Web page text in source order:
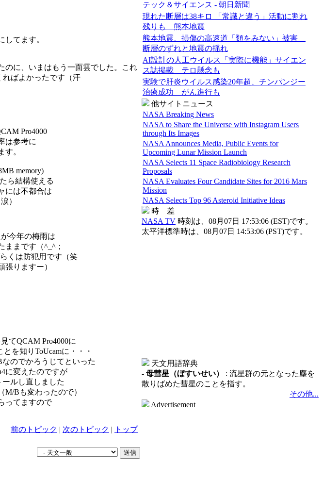
てます。
のに、いまはもう一面雲でした。これ
ればよかったです（汗
Pro4000
は参考に
す。
memory)
ら結構使える
には不都合は
）
今年の梅雨は
ままです（^_^；
くは防犯用です（笑
張りますー）
てQCAM Pro4000に
を知りToUcamに・・・
のでかろうじてといった
に変えたのですが
ルし直しました
Bも変わったので）
ってますので
前のトピック | 次のトピック | トップ
テック＆サイエンス - 朝日新聞
現れた断層は38キロ 「常識と違う」活動に割れ
残りも 熊本地震
熊本地震、損傷の高速道「類をみない」被害
断層のずれと地震の揺れ
AI設計の人工ウイルス「実際に機能」サイエン
ス誌掲載 テロ懸念も
実験で肝炎ウイルス感染20年超、チンパンジー
治療成功 がん進行も
他サイトニュース
NASA Breaking News
NASA to Share the Universe with Instagram Users
through Its Images
NASA Announces Media, Public Events for
Upcoming Lunar Mission Launch
NASA Selects 11 Space Radiobiology Research
Proposals
NASA Evaluates Four Candidate Sites for 2016 Mars
Mission
NASA Selects Top 96 Asteroid Initiative Ideas
時 差
NASA TV 時刻は、08月07日 17:53:06 (EST)です。
太平洋標準時は、08月07日 14:53:06 (PST)です。
天文用語辞典
- 母彗星（ぼすいせい）
: 流星群の元となった塵を
散りばめた彗星のことを指す。
その他...
Advertisement